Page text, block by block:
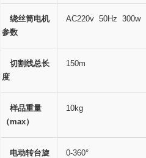
绕丝筒电机
参数
AC220v 50Hz 300w
切割线总长
度
150m
样品重量
（max）
10kg
电动转台旋
0-360°